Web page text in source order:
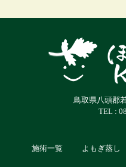
鳥取県八頭郡
TEL :
施術一覧 よもぎ蒸し